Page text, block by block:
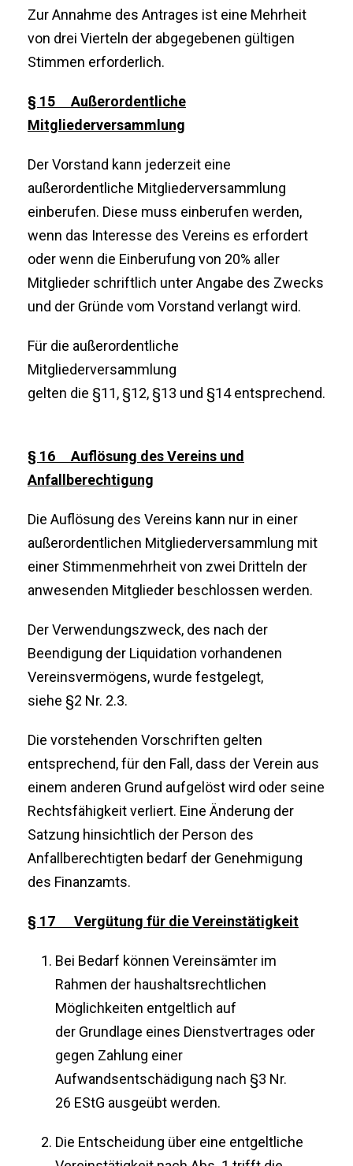
Zur Annahme des Antrages ist eine Mehrheit
von drei Vierteln der abgegebenen gültigen
Stimmen erforderlich.
§ 15 Außerordentliche
Mitgliederversammlung
Der Vorstand kann jederzeit eine
außerordentliche Mitgliederversammlung
einberufen. Diese muss einberufen werden,
wenn das Interesse des Vereins es erfordert
oder wenn die Einberufung von 20% aller
Mitglieder schriftlich unter Angabe des Zwecks
und der Gründe vom Vorstand verlangt wird.
Für die außerordentliche
Mitgliederversammlung
gelten die §11, §12, §13 und §14 entsprechend.
§ 16 Auflösung des Vereins und
Anfallberechtigung
Die Auflösung des Vereins kann nur in einer
außerordentlichen Mitgliederversammlung mit
einer Stimmenmehrheit von zwei Dritteln der
anwesenden Mitglieder beschlossen werden.
Der Verwendungszweck, des nach der
Beendigung der Liquidation vorhandenen
Vereinsvermögens, wurde festgelegt,
siehe §2 Nr. 2.3.
Die vorstehenden Vorschriften gelten
entsprechend, für den Fall, dass der Verein aus
einem anderen Grund aufgelöst wird oder seine
Rechtsfähigkeit verliert. Eine Änderung der
Satzung hinsichtlich der Person des
Anfallberechtigten bedarf der Genehmigung
des Finanzamts.
§ 17 Vergütung für die Vereinstätigkeit
Bei Bedarf können Vereinsämter im
Rahmen der haushaltsrechtlichen
Möglichkeiten entgeltlich auf
der Grundlage eines Dienstvertrages oder
gegen Zahlung einer
Aufwandsentschädigung nach §3 Nr.
26 EStG ausgeübt werden.
Die Entscheidung über eine entgeltliche